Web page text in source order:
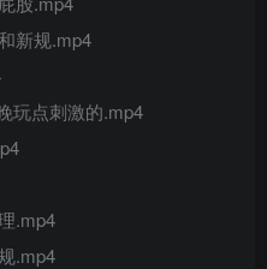
新规.mp4
玩点刺激的.mp4
.mp4
.mp4